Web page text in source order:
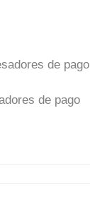
de pago
de pago